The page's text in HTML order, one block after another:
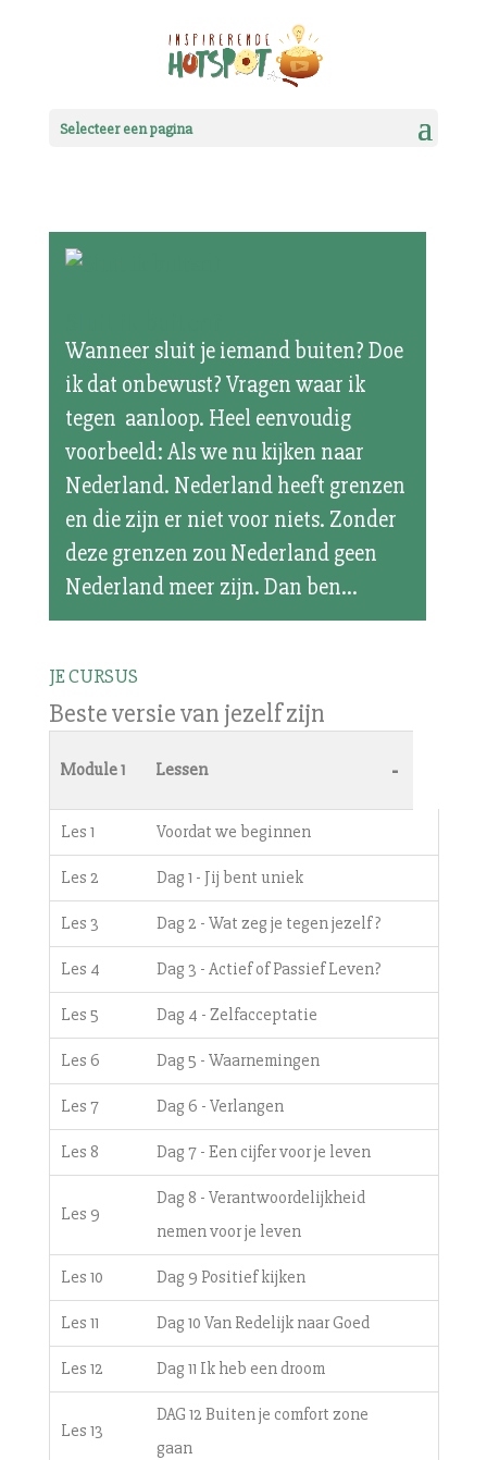
Selecteer een pagina
Wanneer sluit je iemand buiten? Doe
ik dat onbewust? Vragen waar ik
tegen aanloop. Heel eenvoudig
voorbeeld: Als we nu kijken naar
Nederland. Nederland heeft grenzen
en die zijn er niet voor niets. Zonder
deze grenzen zou Nederland geen
Nederland meer zijn. Dan ben...
JE CURSUS
Beste versie van jezelf zijn
Module 1 Lessen -
Les 1 Voordat we beginnen
Les 2 Dag 1 - Jij bent uniek
Les 3 Dag 2 - Wat zeg je tegen jezelf?
Les 4 Dag 3 - Actief of Passief Leven?
Les 5 Dag 4 - Zelfacceptatie
Les 6 Dag 5 - Waarnemingen
Les 7 Dag 6 - Verlangen
Les 8 Dag 7 - Een cijfer voor je leven
Les 9
Dag 8 - Verantwoordelijkheid
nemen voor je leven
Les 10 Dag 9 Positief kijken
Les 11 Dag 10 Van Redelijk naar Goed
Les 12 Dag 11 Ik heb een droom
Les 13
DAG 12 Buiten je comfort zone
gaan